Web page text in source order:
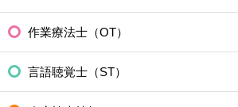
作業療法士（OT）
言語聴覚士（ST）